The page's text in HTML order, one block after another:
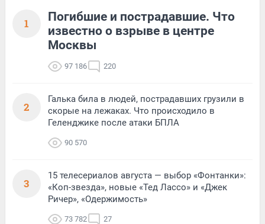
1
Погибшие и пострадавшие. Что
известно о взрыве в центре
Москвы
97 186 220
2
Галька била в людей, пострадавших грузили в
скорые на лежаках. Что происходило в
Геленджике после атаки БПЛА
90 570
3
15 телесериалов августа — выбор «Фонтанки»:
«Коп-звезда», новые «Тед Лассо» и «Джек
Ричер», «Одержимость»
73 782 27